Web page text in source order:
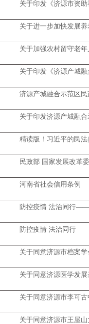
关于印发《济源市资
关于进一步加快发展
关于加强农村留守老
关于印发《济源产城
济源产城融合示范区
关于印发济源产城融
精读版！习近平的民法
民政部 国家发展改革
河南省社会信用条例
防控疫情 法治同行——
防控疫情 法治同行——
关于同意济源市档案
关于同意济源医学发
关于同意济源市李可
关于同意济源市王屋